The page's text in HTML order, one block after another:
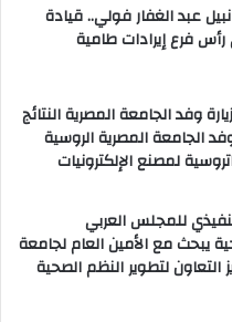
عبد الغفار فولي.. قيادة
رأس فرع إيرادات طامية
وفد الجامعة المصرية النتائج
وفد الجامعة المصرية الروسية
لمصنع الإلكترونيات
للمجلس العربي
يبحث مع الأمين العام لجامعة
التعاون لتطوير النظم الصحية